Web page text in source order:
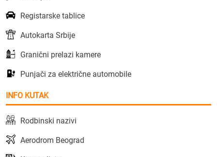
Registarske tablice
Autokarta Srbije
Granični prelazi kamere
Punjači za električne automobile
INFO KUTAK
Rodbinski nazivi
Aerodrom Beograd